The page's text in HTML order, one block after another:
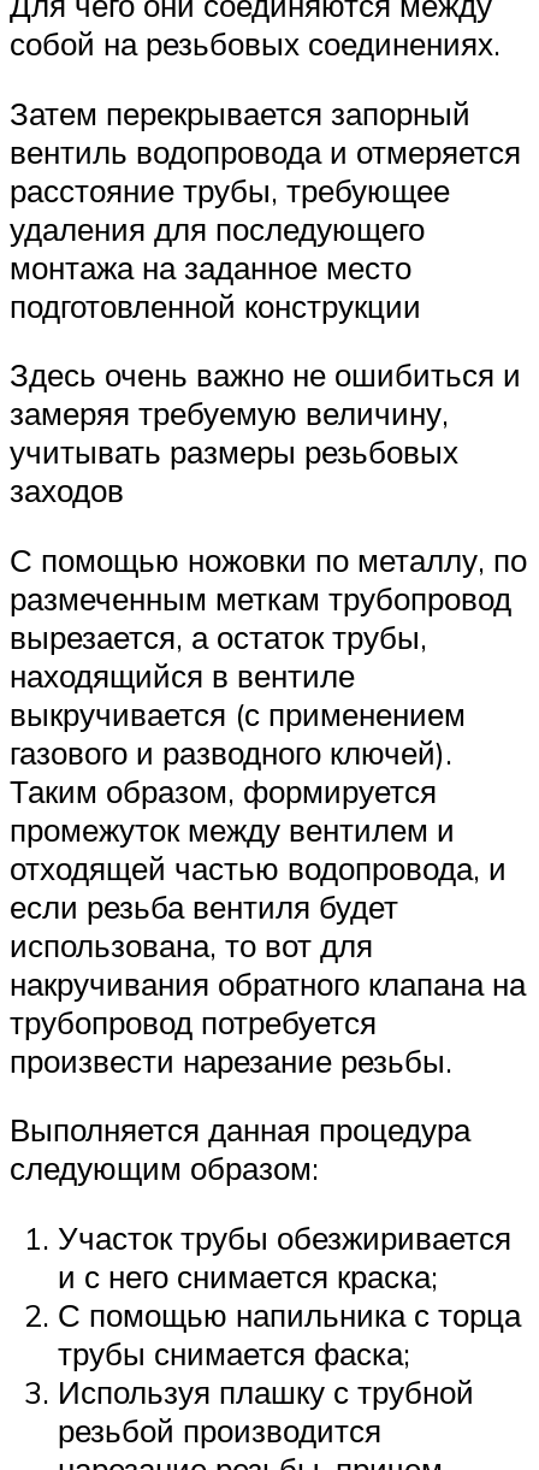
собой на резьбовых соединениях.
Затем перекрывается запорный
вентиль водопровода и отмеряется
расстояние трубы, требующее
удаления для последующего
монтажа на заданное место
подготовленной конструкции
Здесь очень важно не ошибиться и
замеряя требуемую величину,
учитывать размеры резьбовых
заходов
С помощью ножовки по металлу, по
размеченным меткам трубопровод
вырезается, а остаток трубы,
находящийся в вентиле
выкручивается (с применением
газового и разводного ключей).
Таким образом, формируется
промежуток между вентилем и
отходящей частью водопровода, и
если резьба вентиля будет
использована, то вот для
накручивания обратного клапана на
трубопровод потребуется
произвести нарезание резьбы.
Выполняется данная процедура
следующим образом:
Участок трубы обезжиривается
и с него снимается краска;
С помощью напильника с торца
трубы снимается фаска;
Используя плашку с трубной
резьбой производится